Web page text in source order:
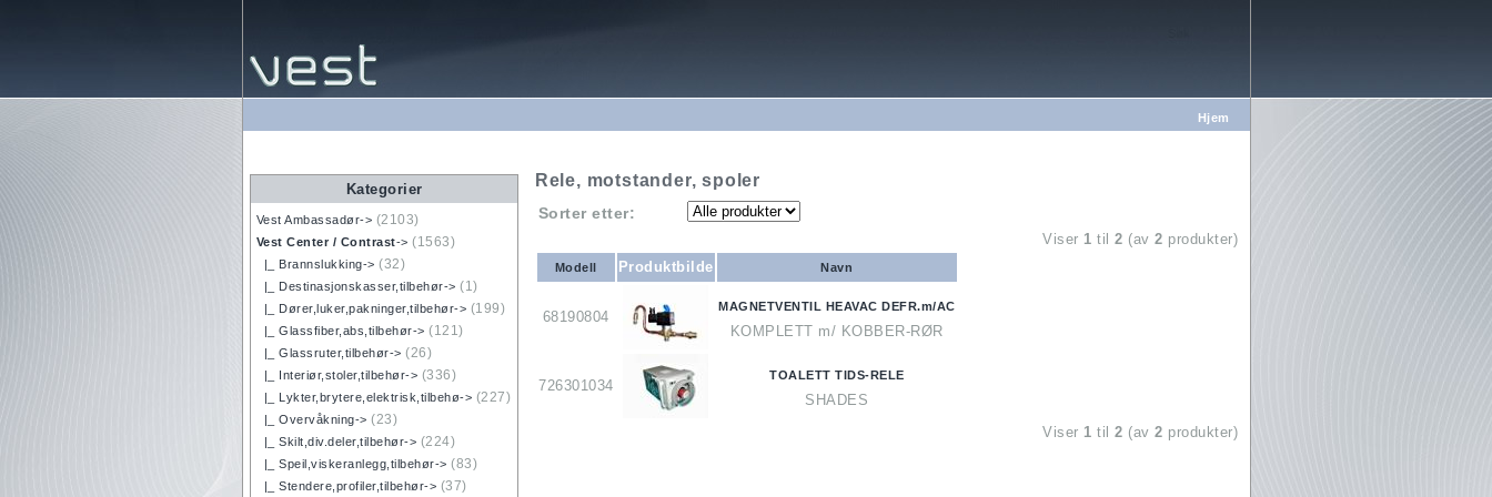
Hjem
Kategorier
Vest Ambassadør-> (2103)
Vest Center / Contrast-> (1563)
|_ Brannslukking-> (32)
|_ Destinasjonskasser,tilbehør-> (1)
|_ Dører,luker,pakninger,tilbehør-> (199)
|_ Glassfiber,abs,tilbehør-> (121)
|_ Glassruter,tilbehør-> (26)
|_ Interiør,stoler,tilbehør-> (336)
|_ Lykter,brytere,elektrisk,tilbehø-> (227)
|_ Overvåkning-> (23)
|_ Skilt,div.deler,tilbehør-> (224)
|_ Speil,viskeranlegg,tilbehør-> (83)
|_ Stendere,profiler,tilbehør-> (37)
Rele, motstander, spoler
Sorter etter:
Viser 1 til2 (av2 produkter)
Modell Produktbilde Navn
68190804
MAGNETVENTIL HEAVAC DEFR.m/AC
KOMPLETT m/ KOBBER-RØR
726301034
TOALETT TIDS-RELE
SHADES
Viser 1 til2 (av2 produkter)